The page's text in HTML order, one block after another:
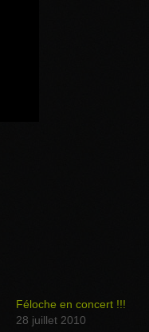
Féloche en concert !!!
28 juillet 2010